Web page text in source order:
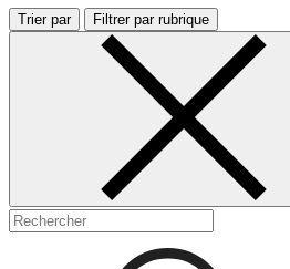
Trier par Filtrer par rubrique